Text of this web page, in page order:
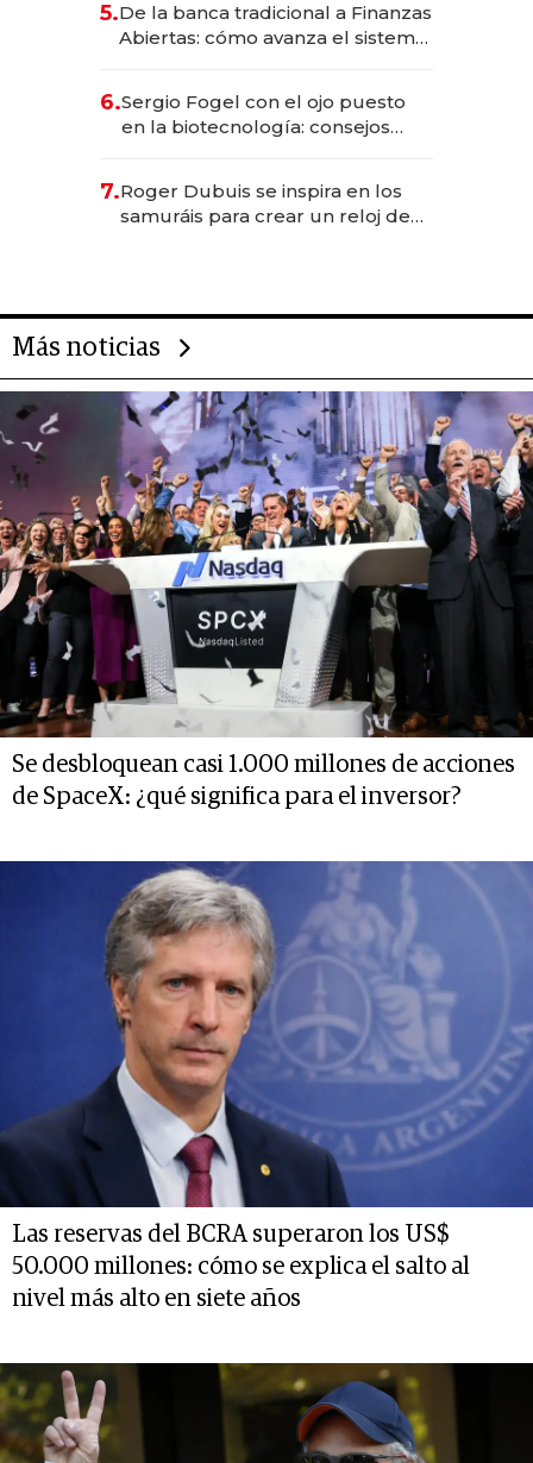
5.De la banca tradicional a Finanzas
Abiertas: cómo avanza el sistema
6.Sergio Fogel con el ojo puesto
en la biotecnología: consejos
rol de la IA
7.Roger Dubuis se inspira en los
samuráis para crear un reloj de
Más noticias
Se desbloquean casi 1.000 millones de acciones
de SpaceX: ¿qué significa para el inversor?
Las reservas del BCRA superaron los US$
50.000 millones: cómo se explica el salto al
nivel más alto en siete años